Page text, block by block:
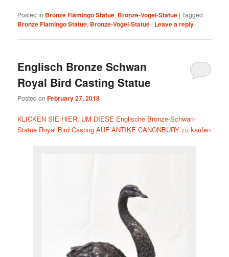
Posted in Bronze Flamingo Statue, Bronze-Vogel-Statue |Tagged
Bronze Flamingo Statue, Bronze-Vogel-Statue | Leave a reply
Englisch Bronze Schwan
Royal Bird Casting Statue
Posted onFebruary 27, 2018
KLICKEN SIE HIER, UM DIESE Englische Bronze-Schwan-
Statue Royal Bird Casting AUF ANTIKE CANONBURY zu kaufen